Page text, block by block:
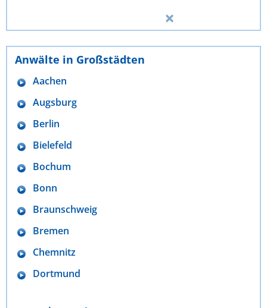
Anwälte in Großstädten
Aachen
Augsburg
Berlin
Bielefeld
Bochum
Bonn
Braunschweig
Bremen
Chemnitz
Dortmund